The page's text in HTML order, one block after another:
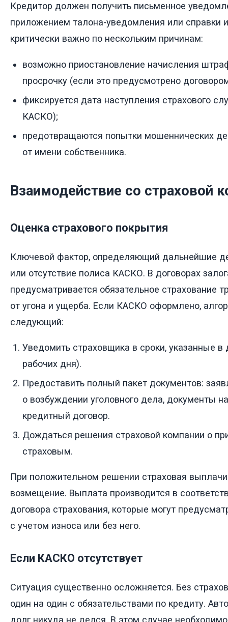
Кредитор должен получить письменное
приложением талона-уведомления или справки
критически важно по нескольким причинам:
возможно приостановление начисления
просрочку (если это предусмотрено
фиксируется дата наступления страхового
КАСКО);
предотвращаются попытки мошеннических
от имени собственника.
Взаимодействие со страховой
Оценка страхового покрытия
Ключевой фактор, определяющий дальнейшие
или отсутствие полиса КАСКО. В договорах
предусматривается обязательное страхование
от угона и ущерба. Если КАСКО оформлено,
следующий:
Уведомить страховщика в сроки, указанные
рабочих дня).
Предоставить полный пакет документов:
о возбуждении уголовного дела, документы
кредитный договор.
Дождаться решения страховой компании о
страховым.
При положительном решении страховая
возмещение. Выплата производится в
договора страхования, которые могут
с учетом износа или без него.
Если КАСКО отсутствует
Ситуация существенно осложняется. Без
один на один с обязательствами по кредиту.
долг никуда не делся. В этом случае